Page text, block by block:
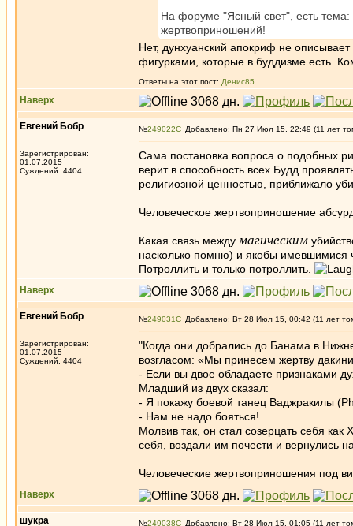
На форуме "Ясный свет", есть тема:
жертвоприношений!
Нет, дунхуанский апокриф не
фигурками, которые в буддизме есть.
Ответы на этот пост: Денис85
Наверх
Евгений Бобр
Зарегистрирован:
01.07.2015
Суждений: 4404
№249022 Добавлено: Пн 27 Июл 15, 22:49 (11 лет
Сама постановка вопроса о подобных
верит в способность всех Будд
религиозной ценностью, приближало
Человеческое жертвоприношение
Какая связь между магическим
насколько помню) и якобы имевшимися
Потроллить и только потроллить.
Наверх
Евгений Бобр
Зарегистрирован:
01.07.2015
Суждений: 4404
№249031 Добавлено: Вт 28 Июл 15, 00:42 (11 лет
"Когда они добрались до Банама в
возгласом: «Мы принесем жертву
- Если вы двое обладаете признаками
Младший из двух сказал:
- Я покажу боевой танец Ваджракилы
- Нам не надо бояться!
Молвив так, он стал созерцать себя
себя, воздали им почести и вернулись
Человеческие жертвоприношения под
Наверх
шукра №249038 Добавлено: Вт 28 Июл 15, 01:05 (11 лет